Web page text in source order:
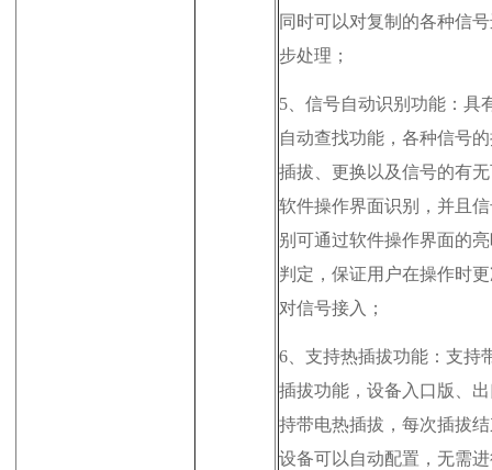
同时可以对复制的各种信
步处理；
5、 信号自动识别功能：具
自动查找功能，各种信号
插拔、更换以及信号的有
软件操作界面识别，并且
别可通过软件操作界面的
判定，保证用户在操作时
对信号接入；
6、 支持热插拔功能：支持
插拔功能，设备入口版、
持带电热插拔，每次插拔
设备可以自动配置，无需